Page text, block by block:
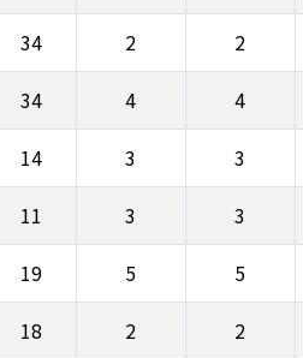
34 2 2
34 4 4
14 3 3
11 3 3
19 5 5
18 2 2